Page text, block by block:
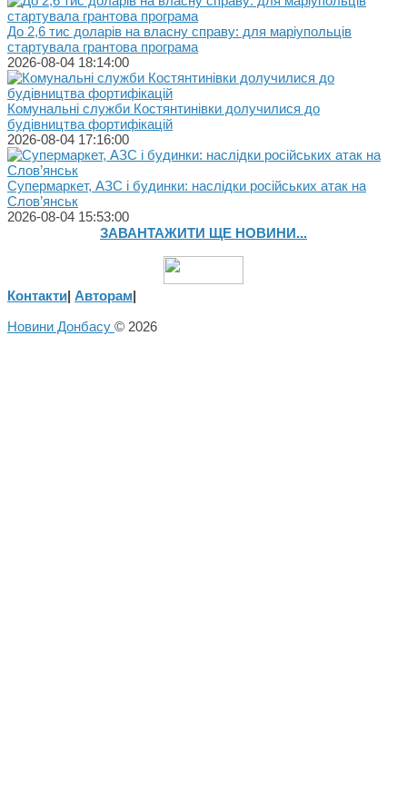
До 2,6 тис доларів на власну справу: для маріупольців
стартувала грантова програма
2026-08-04 18:14:00
Комунальні служби Костянтинівки долучилися до
будівництва фортифікацій
2026-08-04 17:16:00
Супермаркет, АЗС і будинки: наслідки російських атак на
Слов’янськ
2026-08-04 15:53:00
ЗАВАНТАЖИТИ ЩЕ НОВИНИ...
Контакти| Авторам|
Новини Донбасу © 2026